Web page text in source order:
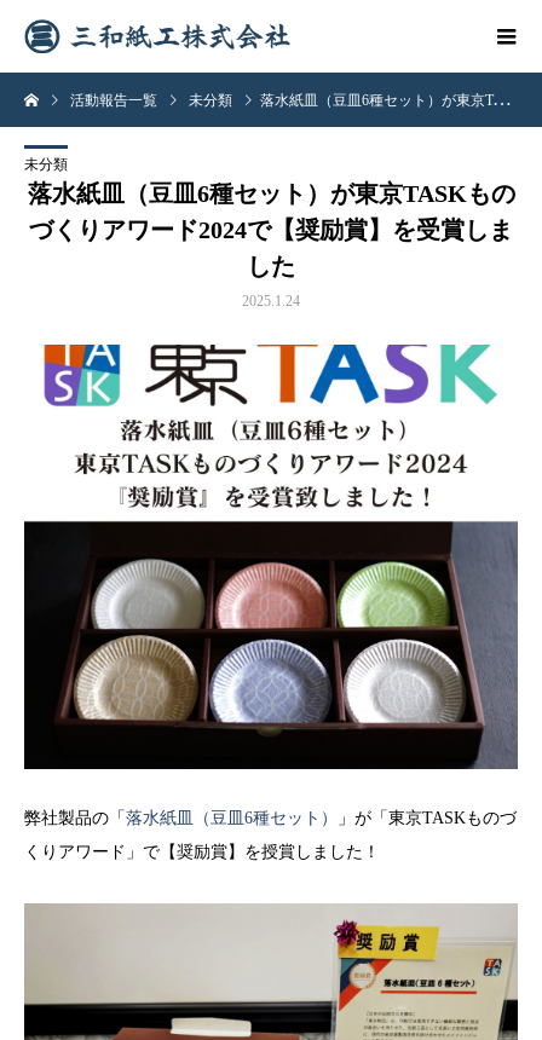
活動報告一覧 未分類 落水紙皿（豆皿6種セット）が東京TASKものづくりアワード2024で【奨励賞】を受賞しました
未分類
落水紙皿（豆皿6種セット）が東京TASKもの
づくりアワード2024で【奨励賞】を受賞しま
した
2025.1.24
弊社製品の「 落水紙皿（豆皿6種セット）
」が「東京TASKものづ
くりアワード」で【奨励賞】を授賞しました！